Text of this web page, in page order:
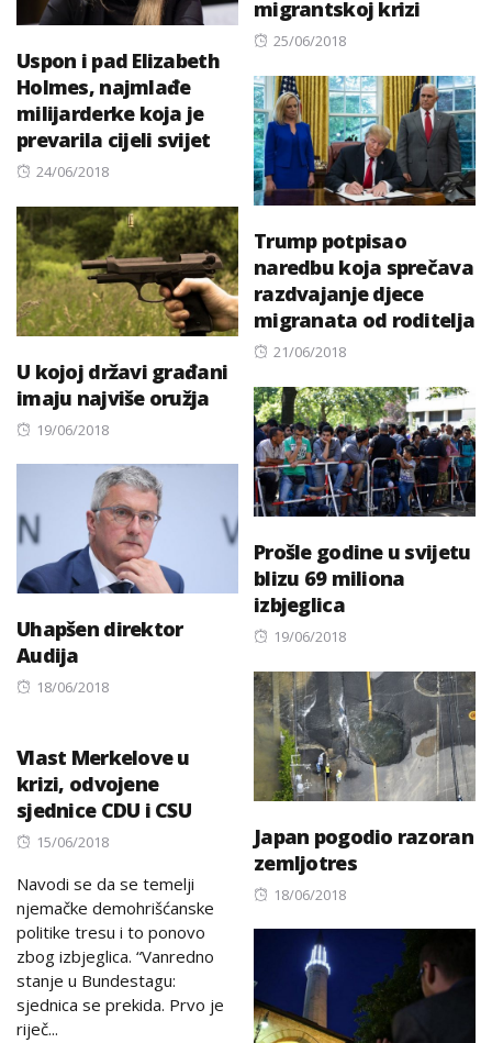
migrantskoj krizi
Posted
25/06/2018
Uspon i pad Elizabeth
Holmes, najmlađe
milijarderke koja je
prevarila cijeli svijet
Posted
24/06/2018
Trump potpisao
naredbu koja sprečava
razdvajanje djece
migranata od roditelja
Posted
21/06/2018
U kojoj državi građani
imaju najviše oružja
Posted
19/06/2018
Prošle godine u svijetu
blizu 69 miliona
izbjeglica
Posted
19/06/2018
Uhapšen direktor
Audija
Posted
18/06/2018
Japan pogodio razoran
zemljotres
Posted
18/06/2018
Vlast Merkelove u
krizi, odvojene
sjednice CDU i CSU
Posted
15/06/2018
Navodi se da se temelji
njemačke demohrišćanske
politike tresu i to ponovo
zbog izbjeglica. “Vanredno
stanje u Bundestagu:
sjednica se prekida. Prvo je
riječ...